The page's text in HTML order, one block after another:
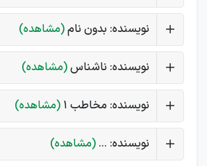
نویسنده: بدون نام(مشاهده)
نویسنده: ناشناس(مشاهده)
نویسنده: مخاطب ۱ (مشاهده)
نویسنده: ... (مشاهده)